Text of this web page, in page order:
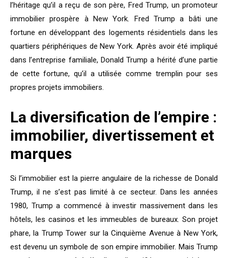
l’héritage qu’il a reçu de son père, Fred Trump, un promoteur
immobilier prospère à New York. Fred Trump a bâti une
fortune en développant des logements résidentiels dans les
quartiers périphériques de New York. Après avoir été impliqué
dans l’entreprise familiale, Donald Trump a hérité d’une partie
de cette fortune, qu’il a utilisée comme tremplin pour ses
propres projets immobiliers.
La diversification de l’empire :
immobilier, divertissement et
marques
Si l’immobilier est la pierre angulaire de la richesse de Donald
Trump, il ne s’est pas limité à ce secteur. Dans les années
1980, Trump a commencé à investir massivement dans les
hôtels, les casinos et les immeubles de bureaux. Son projet
phare, la Trump Tower sur la Cinquième Avenue à New York,
est devenu un symbole de son empire immobilier. Mais Trump